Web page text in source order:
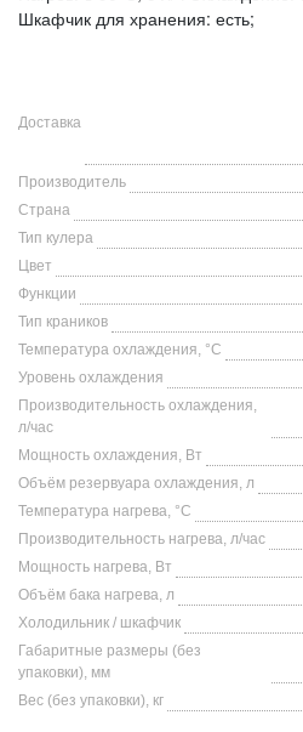
Шкафчик для хранения: есть;
Доставка
Производитель
Страна
Тип кулера
Цвет
Функции
Тип краников
Температура охлаждения, °C
Уровень охлаждения
Производительность охлаждения,
л/час
Мощность охлаждения, Вт
Объём резервуара охлаждения, л
Температура нагрева, °C
Производительность нагрева, л/час
Мощность нагрева, Вт
Объём бака нагрева, л
Холодильник / шкафчик
Габаритные размеры (без
упаковки), мм
Вес (без упаковки), кг